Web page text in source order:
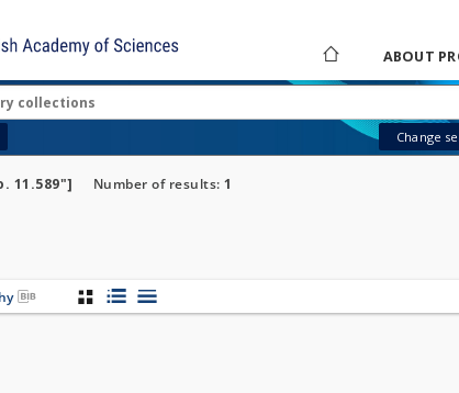
ABOUT
Change
11.589"] Number of results: 1